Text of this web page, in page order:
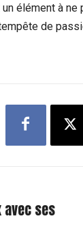
élément à
de
avec ses